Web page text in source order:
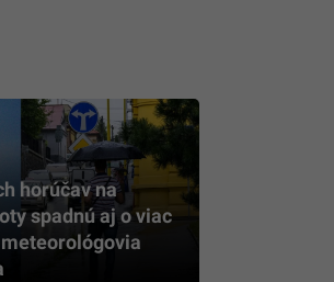
horúčav na
spadnú aj o viac